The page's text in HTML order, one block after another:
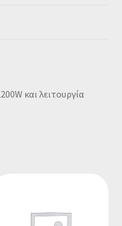
και λειτουργία